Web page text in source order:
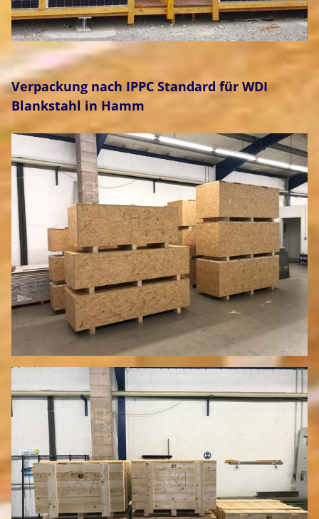
Verpackung nach IPPC Standard für WDI
Blankstahl in Hamm